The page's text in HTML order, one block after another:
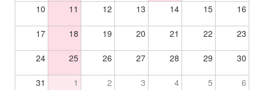
10 11 12 13 14 15 16
17 18 19 20 21 22 23
24 25 26 27 28 29 30
31 1 2 3 4 5 6